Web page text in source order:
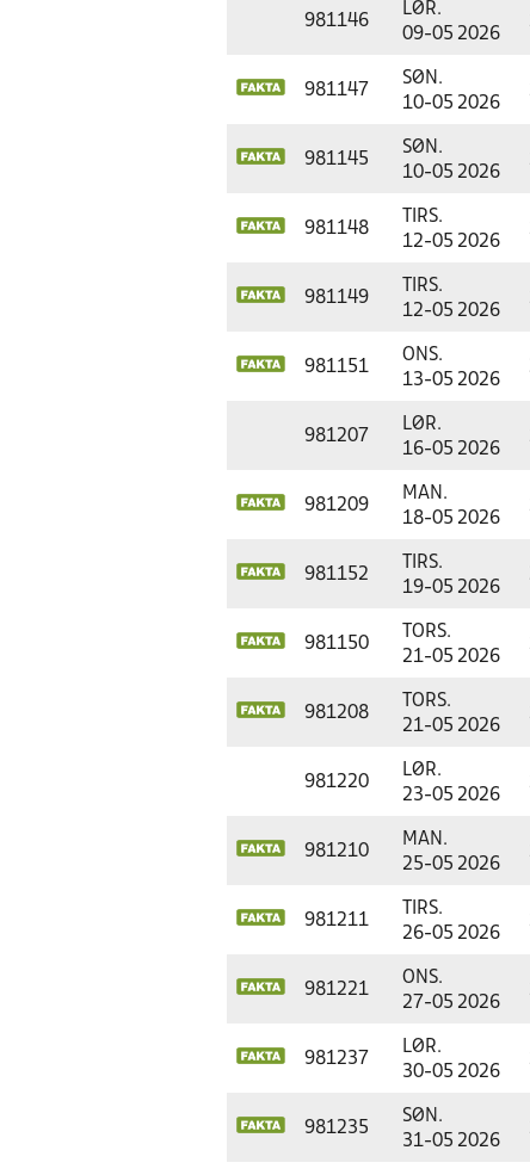
981146
LØR.
09-05 2026
981147
SØN.
10-05 2026
981145
SØN.
10-05 2026
981148
TIRS.
12-05 2026
981149
TIRS.
12-05 2026
981151
ONS.
13-05 2026
981207
LØR.
16-05 2026
981209
MAN.
18-05 2026
981152
TIRS.
19-05 2026
981150
TORS.
21-05 2026
981208
TORS.
21-05 2026
981220
LØR.
23-05 2026
981210
MAN.
25-05 2026
981211
TIRS.
26-05 2026
981221
ONS.
27-05 2026
981237
LØR.
30-05 2026
981235
SØN.
31-05 2026